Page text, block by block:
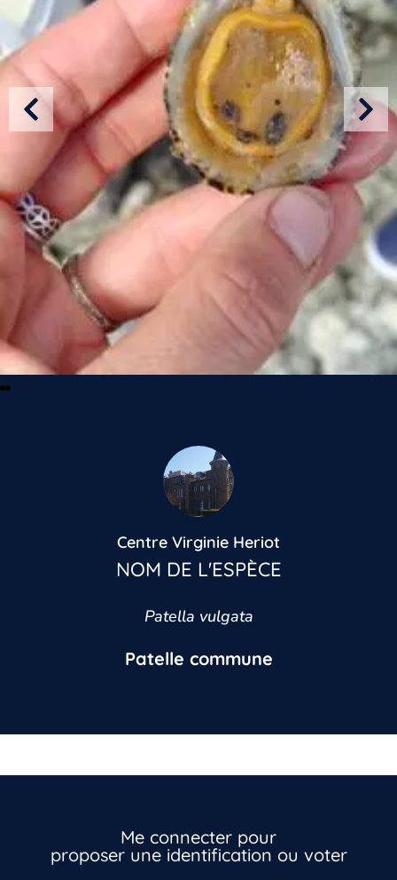
Centre Virginie Heriot
NOM DE L'ESPÈCE
Patella vulgata
Patelle commune
Me connecter pour
proposer une identification ou voter